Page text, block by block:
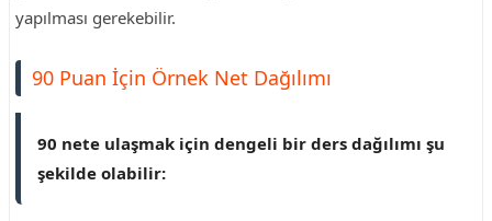
yapılması gerekebilir.
90 Puan İçin Örnek Net Dağılımı
90 nete ulaşmak için dengeli bir ders dağılımı şu
şekilde olabilir: